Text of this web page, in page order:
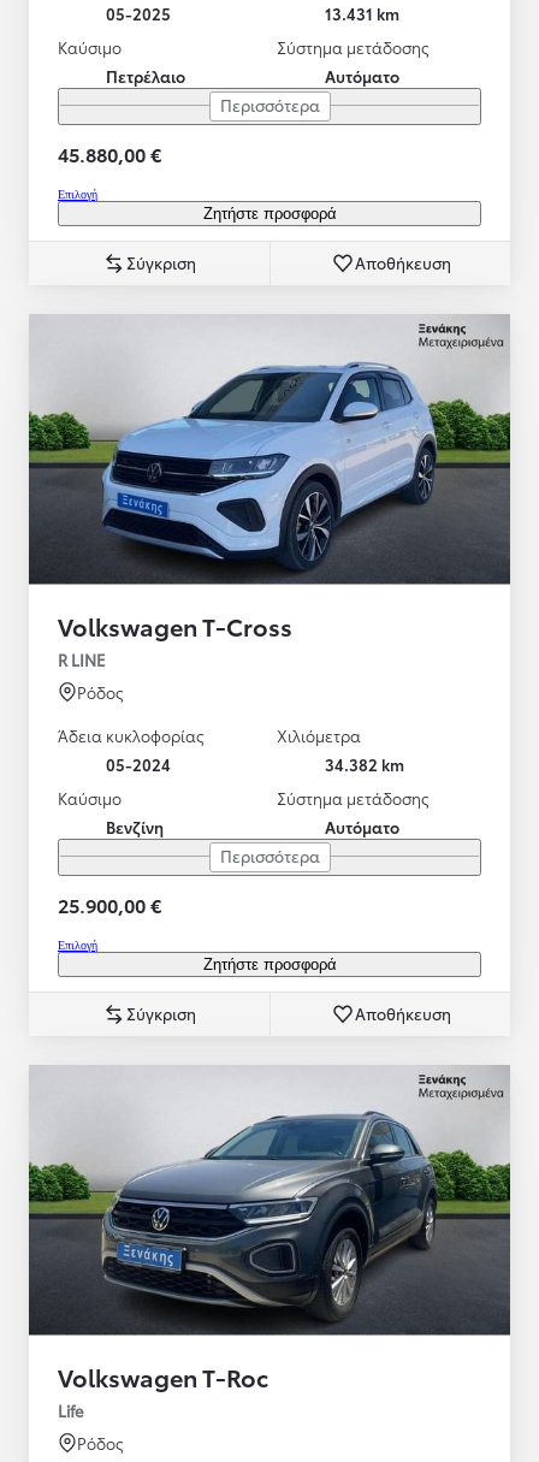
05-2025
13.431 km
Καύσιμο
Πετρέλαιο
Σύστημα μετάδοσης
Αυτόματο
Περισσότερα
45.880,00 €
Επιλογή
Ζητήστε προσφορά
Σύγκριση Αποθήκευση
Volkswagen T-Cross
R LINE
Ρόδος
Άδεια κυκλοφορίας
05-2024
Χιλιόμετρα
34.382 km
Καύσιμο
Βενζίνη
Σύστημα μετάδοσης
Αυτόματο
Περισσότερα
25.900,00 €
Επιλογή
Ζητήστε προσφορά
Σύγκριση Αποθήκευση
Volkswagen T-Roc
Life
Ρόδος